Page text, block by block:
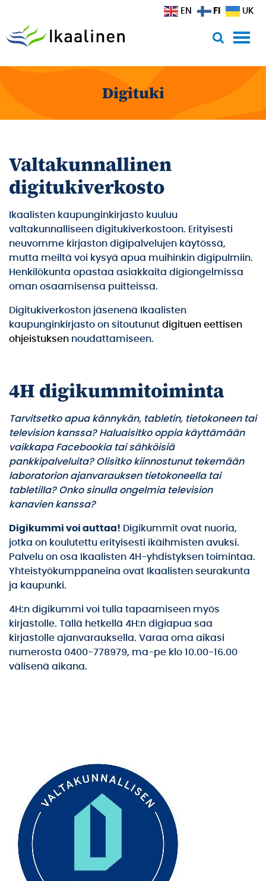
Digituki
Valtakunnallinen
digitukiverkosto
Ikaalisten kaupunginkirjasto kuuluu
valtakunnalliseen digitukiverkostoon. Erityisesti
neuvomme kirjaston digipalvelujen käytössä,
mutta meiltä voi kysyä apua muihinkin digipulmiin.
Henkilökunta opastaa asiakkaita digiongelmissa
oman osaamisensa puitteissa.
Digitukiverkoston jäsenenä Ikaalisten
kaupunginkirjasto on sitoutunut digituen eettisen
ohjeistuksen noudattamiseen.
4H digikummitoiminta
Tarvitsetko apua kännykän, tabletin, tietokoneen tai
television kanssa? Haluaisitko oppia käyttämään
vaikkapa Facebookia tai sähköisiä
pankkipalveluita? Olisitko kiinnostunut tekemään
laboratorion ajanvarauksen tietokoneella tai
tabletilla? Onko sinulla ongelmia television
kanavien kanssa?
Digikummi voi auttaa! Digikummit ovat nuoria,
jotka on koulutettu erityisesti ikäihmisten avuksi.
Palvelu on osa Ikaalisten 4H-yhdistyksen toimintaa.
Yhteistyökumppaneina ovat Ikaalisten seurakunta
ja kaupunki.
4H:n digikummi voi tulla tapaamiseen myös
kirjastolle. Tällä hetkellä 4H:n digiapua saa
kirjastolle ajanvarauksella. Varaa oma aikasi
numerosta 0400-778979, ma-pe klo 10.00-16.00
välisenä aikana.
EN FI UK